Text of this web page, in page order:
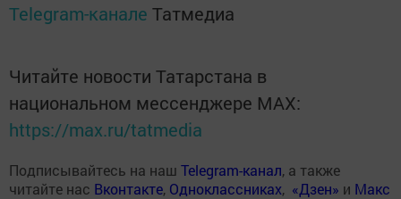
Telegram-канале Татмедиа
Читайте новости Татарстана в
национальном мессенджере MАХ:
https://max.ru/tatmedia
Подписывайтесь на наш Telegram-канал, а также
читайте нас Вконтакте, Одноклассниках, «Дзен» и Макс